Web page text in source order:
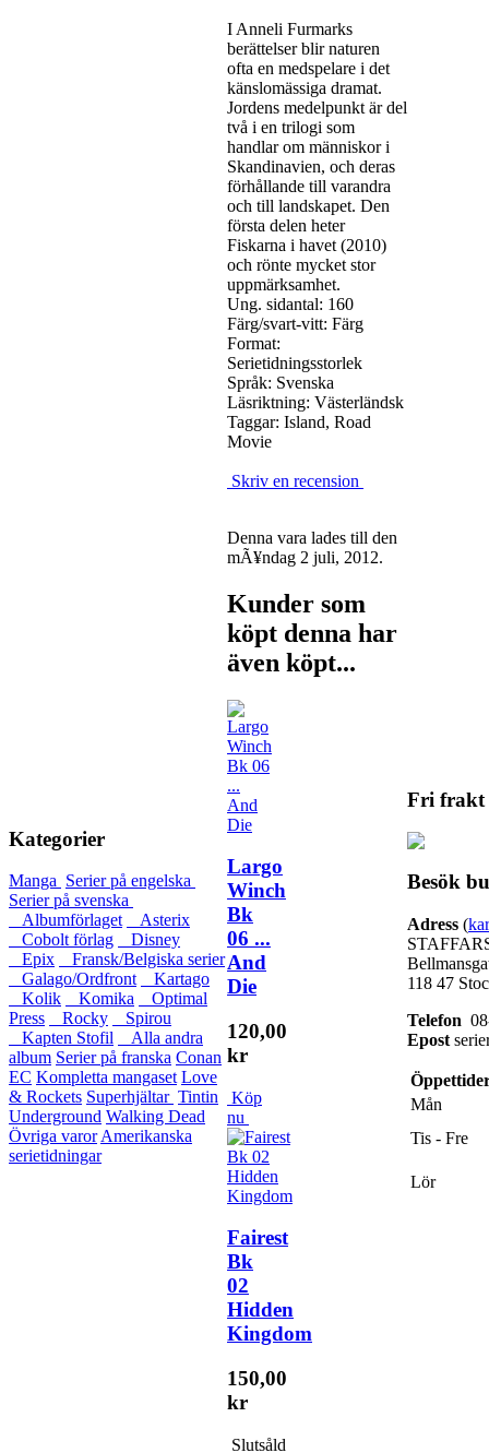
Kategorier
Manga Serier på engelska
Serier på svenska
Albumförlaget
Asterix
Cobolt förlag
Disney
Epix
Fransk/Belgiska serier
Galago/Ordfront
Kartago
Kolik
Komika
Optimal
Press
Rocky
Spirou
Kapten Stofil
Alla andra
album Serier på franska Conan
EC Kompletta mangaset Love
& Rockets Superhjältar Tintin
Underground Walking Dead
Övriga varorAmerikanska
serietidningar
I Anneli Furmarks
berättelser blir naturen
ofta en medspelare i det
känslomässiga dramat.
Jordens medelpunkt är del
två i en trilogi som
handlar om människor i
Skandinavien, och deras
förhållande till varandra
och till landskapet. Den
första delen heter
Fiskarna i havet (2010)
och rönte mycket stor
uppmärksamhet.
Ung. sidantal: 160
Färg/svart-vitt: Färg
Format:
Serietidningsstorlek
Språk: Svenska
Läsriktning: Västerländsk
Taggar: Island, Road
Movie
Skriv en recension
Denna vara lades till den
mÃ¥ndag 2 juli, 2012.
Kunder som
köpt denna har
även köpt...
Largo
Winch
Bk
06 ...
And
Die
120,00
kr
Köp
nu
Fairest
Bk
02
Hidden
Kingdom
150,00
kr
Slutsåld
Fri frakt
Besök
Adress (
118 47
Telefon
Epost
Mån
Tis - Fre
Lör